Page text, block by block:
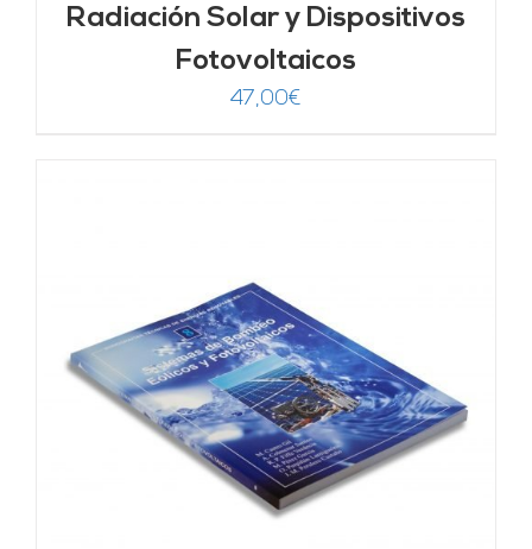
Radiación Solar y Dispositivos
Fotovoltaicos
47,00€